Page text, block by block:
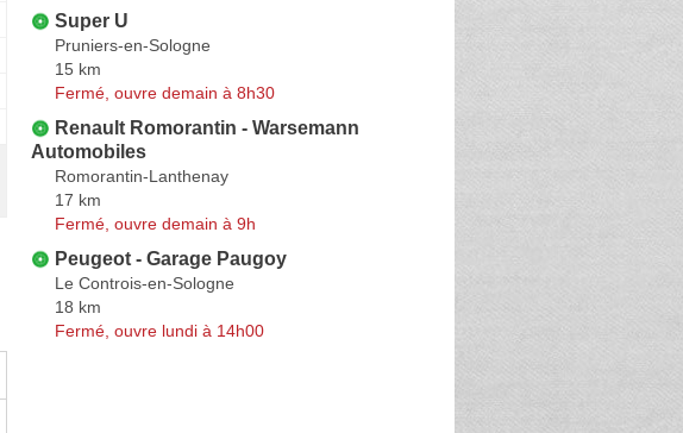
Super U
Pruniers-en-Sologne
15 km
Fermé, ouvre demain à 8h30
Renault Romorantin - Warsemann
Automobiles
Romorantin-Lanthenay
17 km
Fermé, ouvre demain à 9h
Peugeot - Garage Paugoy
Le Controis-en-Sologne
18 km
Fermé, ouvre lundi à 14h00